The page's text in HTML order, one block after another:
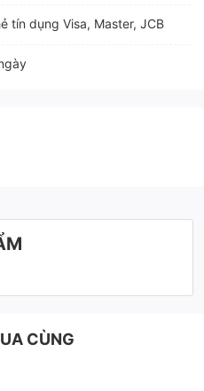
tín dụng Visa, Master, JCB
CÙNG